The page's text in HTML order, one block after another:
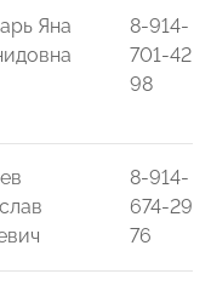
Яна
8-914-
701-42-
98
8-914-
674-29-
76